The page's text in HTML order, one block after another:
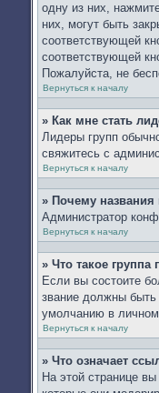
одну из них,
них, могут быть
соответствующей
соответствующей
Пожалуйста, не
Вернуться к началу
» Как мне стать
Лидеры групп
свяжитесь с
Вернуться к началу
» Почему названия
Администратор
Вернуться к началу
» Что такое
Если вы состоите
звание должны
умолчанию в
Вернуться к началу
» Что означает
На этой странице